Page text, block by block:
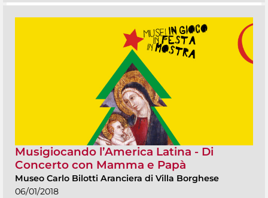
Musigiocando l’America Latina - Di
Concerto con Mamma e Papà
Museo Carlo Bilotti Aranciera di Villa Borghese
06/01/2018